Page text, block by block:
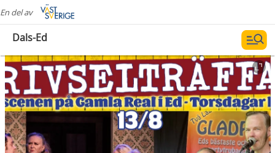
En del av
Dals-Ed